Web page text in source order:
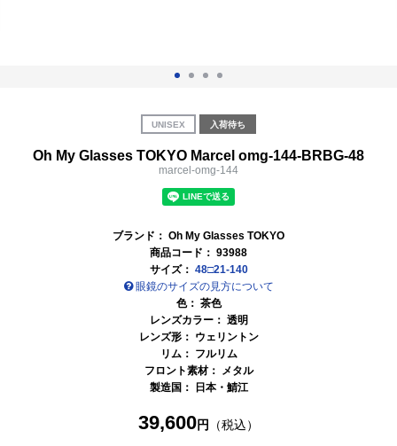
UNISEX 入荷待ち
Oh My Glasses TOKYO Marcel omg-144-BRBG-48
marcel-omg-144
ブランド： Oh My Glasses TOKYO
商品コード： 93988
サイズ： 48□21-140
眼鏡のサイズの見方について
色： 茶色
レンズカラー： 透明
レンズ形： ウェリントン
リム： フルリム
フロント素材： メタル
製造国：
日本・鯖江
39,600円 （税込）